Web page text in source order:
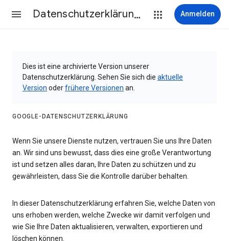
Datenschutzerklärung & Nutzungsbedingungen Anmelden
Dies ist eine archivierte Version unserer
Datenschutzerklärung. Sehen Sie sich die aktuelle
Version oderfrühere Versionen an.
GOOGLE-DATENSCHUTZERKLÄRUNG
Wenn Sie unsere Dienste nutzen, vertrauen Sie uns Ihre Daten
an. Wir sind uns bewusst, dass dies eine große Verantwortung
ist und setzen alles daran, Ihre Daten zu schützen und zu
gewährleisten, dass Sie die Kontrolle darüber behalten.
In dieser Datenschutzerklärung erfahren Sie, welche Daten von
uns erhoben werden, welche Zwecke wir damit verfolgen und
wie Sie Ihre Daten aktualisieren, verwalten, exportieren und
löschen können.